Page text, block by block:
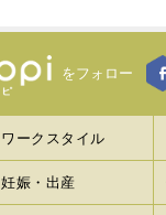
をフォロー
ワークスタイル
妊娠・出産